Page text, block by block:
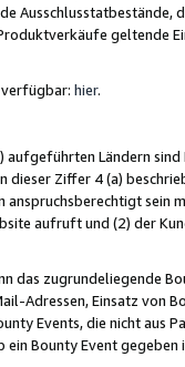
Ausschlusstatbestände,
geltende
hier.
aufgeführten Ländern
dieser Ziffer 4 (a)
anspruchsberechtigt sein
aufruft und (2) der
das zugrundeliegende
Adressen, Einsatz von
Events, die nicht
ein Bounty Event